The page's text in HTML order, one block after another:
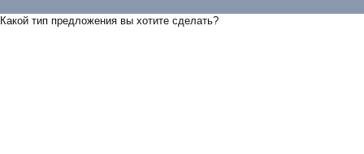
Какой тип предложения вы хотите сделать?